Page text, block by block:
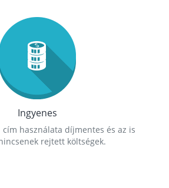
Ingyenes
cím használata díjmentes és az is
rejtett költségek.